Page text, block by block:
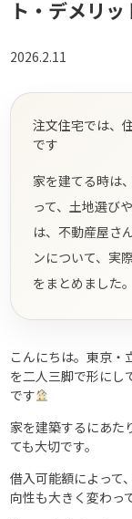
ト・デメリ
2026.2.11
注文住宅では、
です
家を建てる時は
って、土地選び
は、不動産屋さ
ンについて、実
をまとめました。
こんにちは。東京・
を二人三脚で形にし
です
家を建築するにあた
ても大切です。
借入可能額によって
向性も大きく変わっ